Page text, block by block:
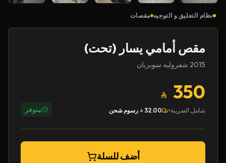
نظام التعليق و التوجيه مقصات
مقص أمامي يسار (تحت)
2015 شفروليه سوبربان
350
شامل الضريبة•
32.00 رسوم شحن متوفر
أضف للسلة